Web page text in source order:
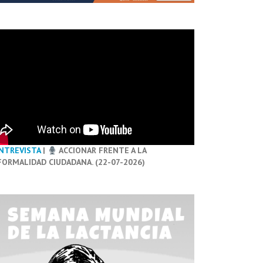
|
ACCIONAR FRENTE A LA
CIUDADANA. (22-07-2026)